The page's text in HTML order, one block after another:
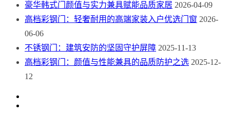
豪华韩式门颜值与实力兼具赋能品质家居 2026-04-09
高档彩钢门：轻奢耐用的高端家装入户优选门窗 2026-
06-06
不锈钢门：建筑安防的坚固守护屏障 2025-11-13
高档彩钢门：颜值与性能兼具的品质防护之选 2025-12-
12